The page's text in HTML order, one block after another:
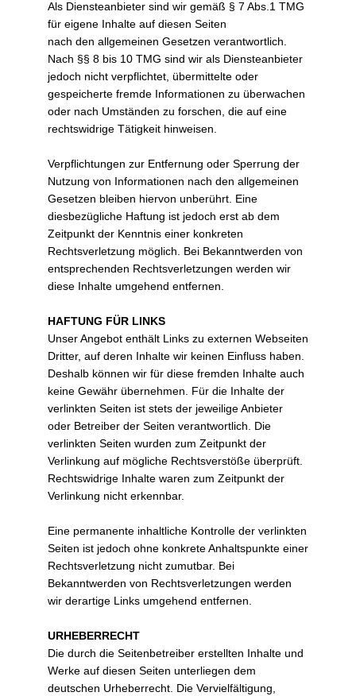
Als Diensteanbieter sind wir gemäß § 7 Abs.1 TMG
für eigene Inhalte auf diesen Seiten
nach den allgemeinen Gesetzen verantwortlich.
Nach §§ 8 bis 10 TMG sind wir als Diensteanbieter
jedoch nicht verpflichtet, übermittelte oder
gespeicherte fremde Informationen zu überwachen
oder nach Umständen zu forschen, die auf eine
rechtswidrige Tätigkeit hinweisen.
Verpflichtungen zur Entfernung oder Sperrung der
Nutzung von Informationen nach den allgemeinen
Gesetzen bleiben hiervon unberührt. Eine
diesbezügliche Haftung ist jedoch erst ab dem
Zeitpunkt der Kenntnis einer konkreten
Rechtsverletzung möglich. Bei Bekanntwerden von
entsprechenden Rechtsverletzungen werden wir
diese Inhalte umgehend entfernen.
HAFTUNG FÜR LINKS
Unser Angebot enthält Links zu externen Webseiten
Dritter, auf deren Inhalte wir keinen Einfluss haben.
Deshalb können wir für diese fremden Inhalte auch
keine Gewähr übernehmen. Für die Inhalte der
verlinkten Seiten ist stets der jeweilige Anbieter
oder Betreiber der Seiten verantwortlich. Die
verlinkten Seiten wurden zum Zeitpunkt der
Verlinkung auf mögliche Rechtsverstöße überprüft.
Rechtswidrige Inhalte waren zum Zeitpunkt der
Verlinkung nicht erkennbar.
Eine permanente inhaltliche Kontrolle der verlinkten
Seiten ist jedoch ohne konkrete Anhaltspunkte einer
Rechtsverletzung nicht zumutbar. Bei
Bekanntwerden von Rechtsverletzungen werden
wir derartige Links umgehend entfernen.
URHEBERRECHT
Die durch die Seitenbetreiber erstellten Inhalte und
Werke auf diesen Seiten unterliegen dem
deutschen Urheberrecht. Die Vervielfältigung,